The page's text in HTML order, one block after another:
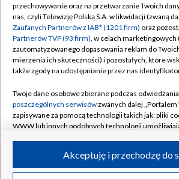
Abonament TVP
Emisja w TVP
Centrum informacji TVP
Naziemna Telewizja Cyfrowa
Rada Programowa
System NOS
Informacje o nadawcy
Program dla prasy
Regulamin TVP
Polityka
Moje zgody
Pomoc
Kontakt
Kanały
©2026 Telewizja Polska S.A. w
przechowywanie oraz na przetwarzanie Twoich
nas, czyli Telewizję Polską S.A. w likwidacji (zwaną
Zaufanych Partnerów z IAB* (1201 firm) oraz
Partnerów TVP (93 firm), w celach marketingowych
zautomatyzowanego dopasowania reklam do
mierzenia ich skuteczności) i pozostałych, które
także zgody na udostępnianie przez nas
Twoje dane osobowe zbierane podczas
poszczególnych serwisówzwanych dalej
zapisywane za pomocą technologii takich jak: pliki
WWW lub innych podobnych technologii
ruchu w Internecie.Akceptuję i przechodzę do